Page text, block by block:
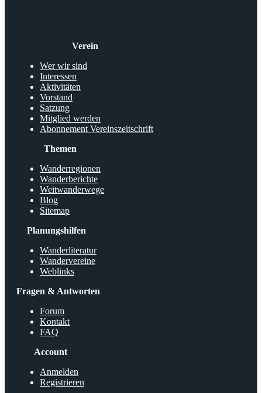
Verein
Wer wir sind
Interessen
Aktivitäten
Vorstand
Satzung
Mitglied werden
Abonnement Vereinszeitschrift
Themen
Wanderregionen
Wanderberichte
Weitwanderwege
Blog
Sitemap
Planungshilfen
Wanderliteratur
Wandervereine
Weblinks
Fragen & Antworten
Forum
Kontakt
FAQ
Account
Anmelden
Registrieren